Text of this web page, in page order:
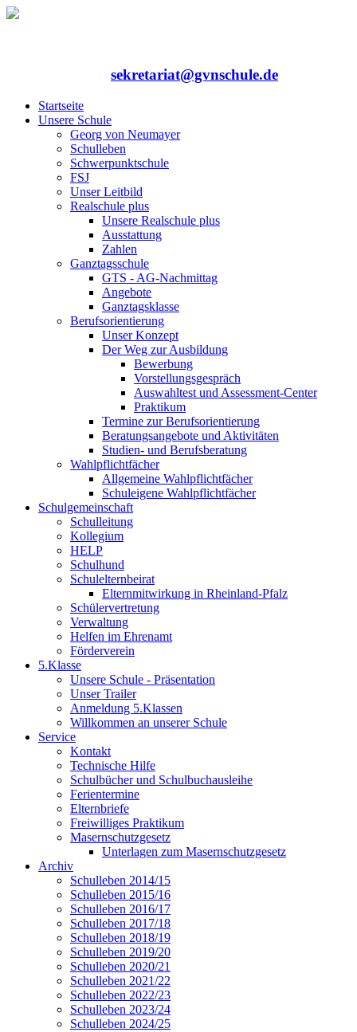
sekretariat@gvnschule.de
Startseite
Unsere Schule
Georg von Neumayer
Schulleben
Schwerpunktschule
FSJ
Unser Leitbild
Realschule plus
Unsere Realschule plus
Ausstattung
Zahlen
Ganztagsschule
GTS - AG-Nachmittag
Angebote
Ganztagsklasse
Berufsorientierung
Unser Konzept
Der Weg zur Ausbildung
Bewerbung
Vorstellungsgespräch
Auswahltest und Assessment-Center
Praktikum
Termine zur Berufsorientierung
Beratungsangebote und Aktivitäten
Studien- und Berufsberatung
Wahlpflichtfächer
Allgemeine Wahlpflichtfächer
Schuleigene Wahlpflichtfächer
Schulgemeinschaft
Schulleitung
Kollegium
HELP
Schulhund
Schulelternbeirat
Elternmitwirkung in Rheinland-Pfalz
Schülervertretung
Verwaltung
Helfen im Ehrenamt
Förderverein
5.Klasse
Unsere Schule - Präsentation
Unser Trailer
Anmeldung 5.Klassen
Willkommen an unserer Schule
Service
Kontakt
Technische Hilfe
Schulbücher und Schulbuchausleihe
Ferientermine
Elternbriefe
Freiwilliges Praktikum
Masernschutzgesetz
Unterlagen zum Masernschutzgesetz
Archiv
Schulleben 2014/15
Schulleben 2015/16
Schulleben 2016/17
Schulleben 2017/18
Schulleben 2018/19
Schulleben 2019/20
Schulleben 2020/21
Schulleben 2021/22
Schulleben 2022/23
Schulleben 2023/24
Schulleben 2024/25